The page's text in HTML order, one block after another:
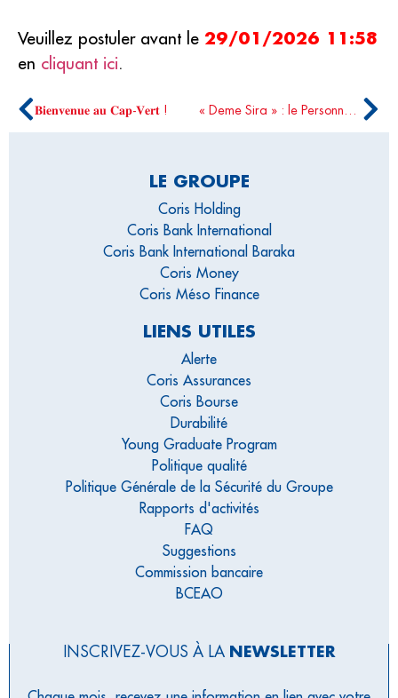
Veuillez postuler avant le 29/01/2026 11:58
en cliquant ici.
𝐁𝐢𝐞𝐧𝐯𝐞𝐧𝐮𝐞 𝐚𝐮 𝐂𝐚𝐩-𝐕𝐞𝐫𝐭 !
LE GROUPE
Coris Holding
Coris Bank International
Coris Bank International Baraka
Coris Money
Coris Méso Finance
LIENS UTILES
Alerte
Coris Assurances
Coris Bourse
Durabilité
Young Graduate Program
Politique qualité
Politique Générale de la Sécurité du Groupe
Rapports d'activités
FAQ
Suggestions
Commission bancaire
BCEAO
INSCRIVEZ-VOUS À LA NEWSLETTER